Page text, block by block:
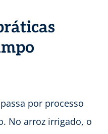
por processo
No arroz irrigado, o